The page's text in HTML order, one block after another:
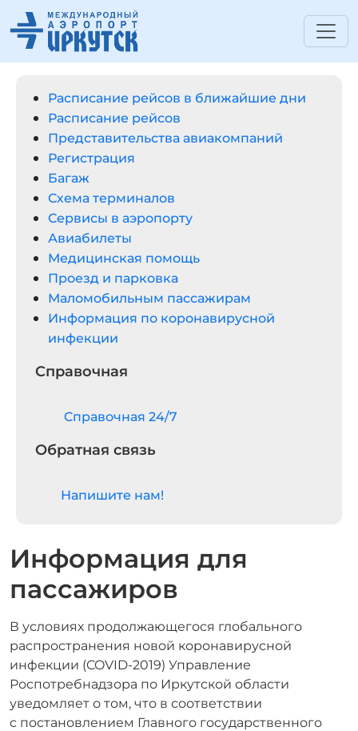
Информация для
пассажиров
В условиях продолжающегося глобального
распространения новой коронавирусной
инфекции (COVID-2019) Управление
Роспотребнадзора по Иркутской области
уведомляет о том, что в соответствии
с постановлением Главного государственного
Расписание рейсов в ближайшие дни
Расписание рейсов
Представительства авиакомпаний
Регистрация
Багаж
Схема терминалов
Сервисы в аэропорту
Авиабилеты
Медицинская помощь
Проезд и парковка
Маломобильным пассажирам
Информация по коронавирусной
инфекции
Справочная
Cправочная 24/7
Обратная связь
Напишите нам!